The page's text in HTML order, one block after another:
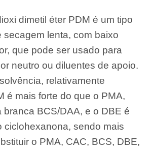
dimetil éter PDM é um tipo
secagem lenta, com baixo
que pode ser usado para
neutro ou diluentes de apoio.
relativamente
é mais forte do que o PMA,
branca BCS/DAA, e o DBE é
ciclohexanona, sendo mais
o PMA, CAC, BCS, DBE,